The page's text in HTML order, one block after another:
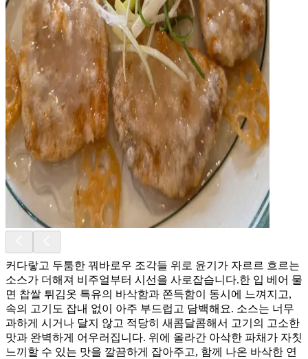
커다랗고 두툼한 꿔바로우 조각들 위로 윤기가 자르르 흐르는
소스가 더해져 비주얼부터 시선을 사로잡습니다. ​한 입 베어 물
면 찹쌀 튀김옷 특유의 바삭함과 쫀득함이 동시에 느껴지고,
속의 고기도 잡내 없이 아주 부드럽고 담백해요. 소스는 너무
과하게 시거나 달지 않고 적당히 새콤달콤해서 고기의 고소한
맛과 완벽하게 어우러집니다. 위에 올라간 아삭한 파채가 자칫
느끼할 수 있는 맛을 깔끔하게 잡아주고, 함께 나온 바삭한 연